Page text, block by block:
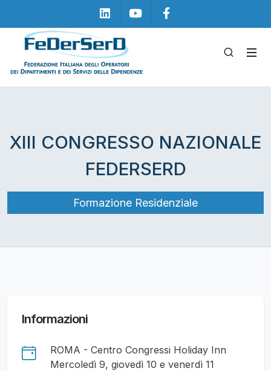
Linkedin Youtube
XIII CONGRESSO NAZIONALE
FEDERSERD
Formazione Residenziale
Informazioni
ROMA - Centro Congressi Holiday Inn
Mercoledì 9, giovedì 10 e venerdì 11